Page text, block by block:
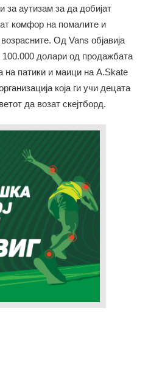
за аутизам за да добијат
комфор на помалите и
Од Vans објавија
долари од продажбата
на патики и маици на A.Skate
која ги учи децата
да возат скејтборд.